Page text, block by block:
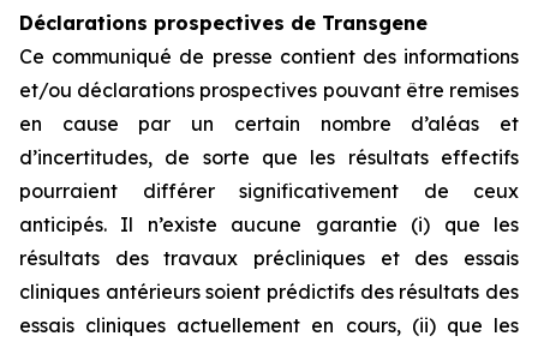
Déclarations prospectives de Transgene
Ce communiqué de presse contient des informations
et/ou déclarations prospectives pouvant être remises
en cause par un certain nombre d’aléas et
d’incertitudes, de sorte que les résultats effectifs
pourraient différer significativement de ceux
anticipés. Il n’existe aucune garantie (i) que les
résultats des travaux précliniques et des essais
cliniques antérieurs soient prédictifs des résultats des
essais cliniques actuellement en cours, (ii) que les